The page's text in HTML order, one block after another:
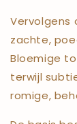
Vervolgens
zachte,
Bloemige
terwijl
romige,